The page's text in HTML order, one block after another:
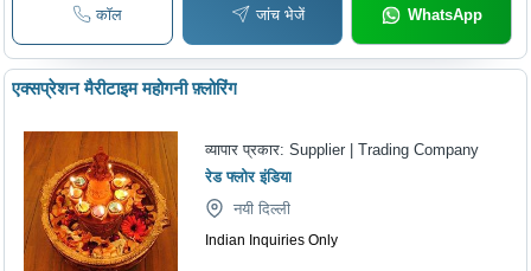
कॉल जांच भेजें WhatsApp
एक्सप्रेशन मैरीटाइम महोगनी फ़्लोरिंग
व्यापार प्रकार:Supplier | Trading Company
रेड फ्लोर इंडिया
नयी दिल्ली
Indian Inquiries Only